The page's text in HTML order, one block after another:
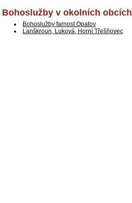
Bohoslužby v okolních obcích
Bohoslužby farnost Opatov
Lanškroun, Luková, Horní Třešňovec